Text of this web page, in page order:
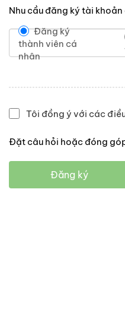
Nhu cầu đăng ký tài
Đăng ký
thành viên cá
nhân
Tôi đồng ý với các
Đặt câu hỏi hoặc đóng
Đăng ký